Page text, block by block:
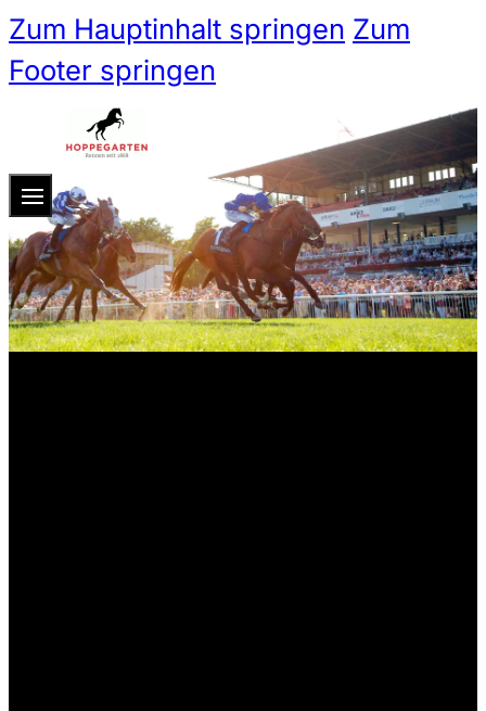
Zum Hauptinhalt springen Zum
Footer springen
Zum
Ticketshop
Ticketkategorien